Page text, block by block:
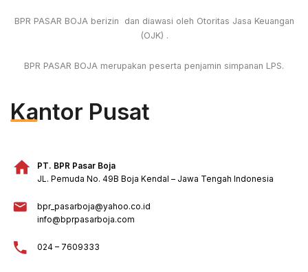
BPR PASAR BOJA berizin dan diawasi oleh Otoritas Jasa Keuangan
(OJK) .
BPR PASAR BOJA merupakan peserta penjamin simpanan LPS.
Kantor Pusat
PT. BPR Pasar Boja
JL. Pemuda No. 49B Boja Kendal – Jawa Tengah Indonesia
bpr_pasarboja@yahoo.co.id
info@bprpasarboja.com
024 – 7609333